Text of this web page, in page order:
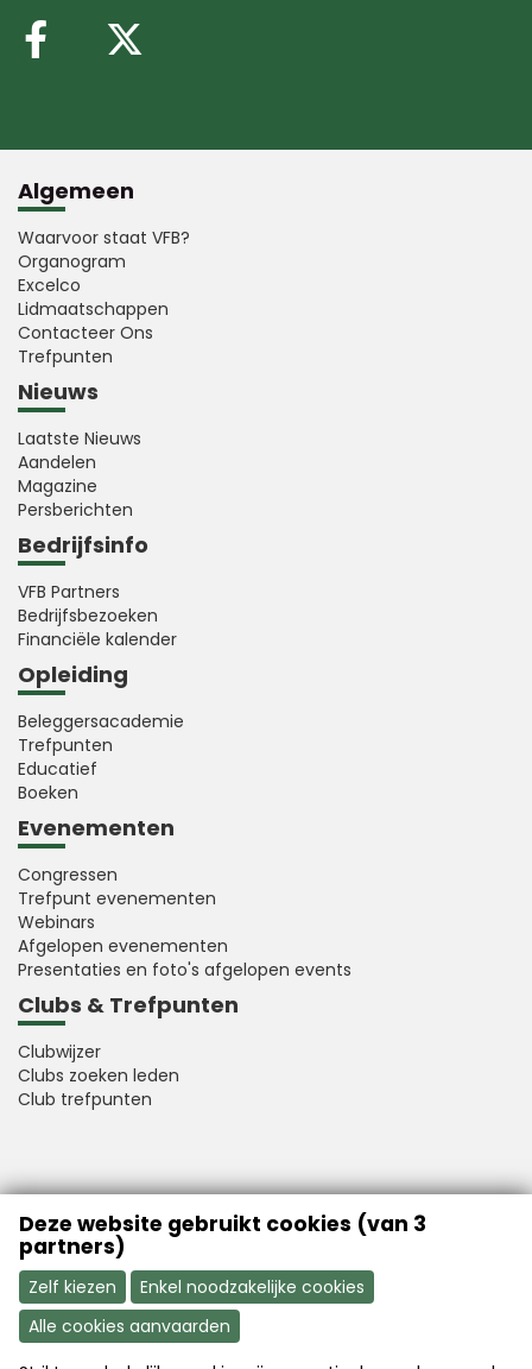
Volg ons op Facebook
Algemeen
Waarvoor staat VFB?
Organogram
Excelco
Lidmaatschappen
Contacteer Ons
Trefpunten
Nieuws
Laatste Nieuws
Aandelen
Magazine
Persberichten
Bedrijfsinfo
VFB Partners
Bedrijfsbezoeken
Financiële kalender
Opleiding
Beleggersacademie
Trefpunten
Educatief
Boeken
Evenementen
Congressen
Trefpunt evenementen
Webinars
Afgelopen evenementen
Presentaties en foto's afgelopen events
Clubs & Trefpunten
Clubwijzer
Clubs zoeken leden
Club trefpunten
VFB is a member of Better Finance
Deze website gebruikt cookies (van 3
partners)
Zelf kiezen
Enkel noodzakelijke cookies
Alle cookies aanvaarden